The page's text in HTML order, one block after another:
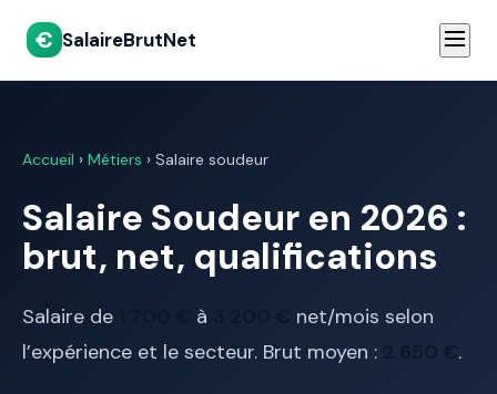
€ SalaireBrutNet
Accueil › Métiers › Salaire soudeur
Salaire Soudeur en 2026 :
brut, net, qualifications
Salaire de à
net/mois selon
l’expérience et le secteur. Brut moyen :
2 650 € .